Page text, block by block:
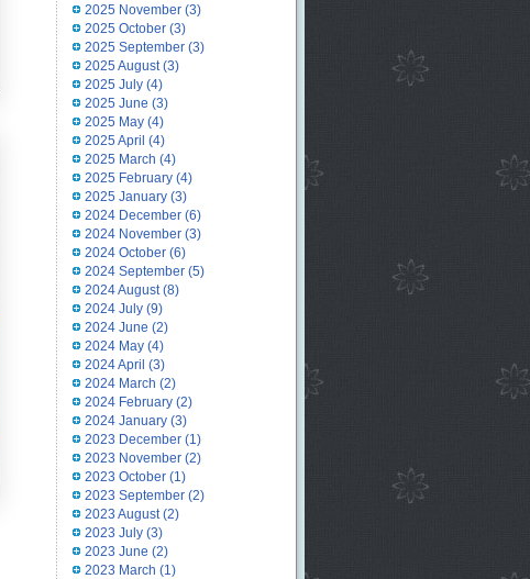
2025 November(3)
2025 October(3)
2025 September(3)
2025 August(3)
2025 July(4)
2025 June (3)
2025 May(4)
2025 April (4)
2025 March (4)
2025 February(4)
2025 January(3)
2024 December(6)
2024 November(3)
2024 October(6)
2024 September(5)
2024 August(8)
2024 July(9)
2024 June (2)
2024 May(4)
2024 April (3)
2024 March (2)
2024 February(2)
2024 January(3)
2023 December(1)
2023 November(2)
2023 October(1)
2023 September(2)
2023 August(2)
2023 July(3)
2023 June (2)
2023 March (1)